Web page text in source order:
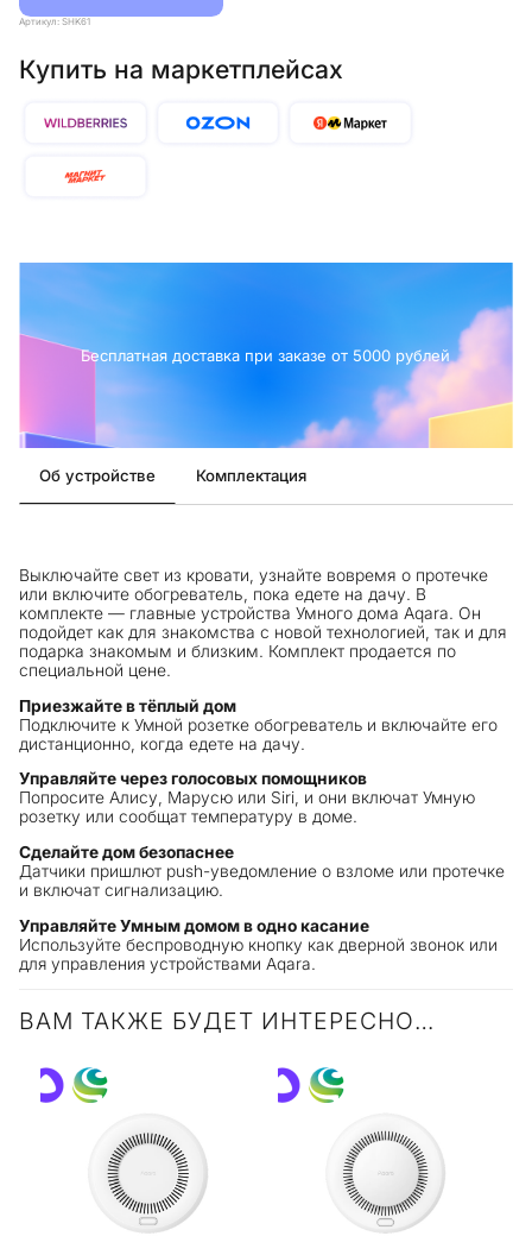
Артикул: SHK61
Купить на маркетплейсах
Бесплатная доставка при заказе от 5000 рублей
Об устройстве Комплектация
Выключайте свет из кровати, узнайте вовремя о протечке
или включите обогреватель, пока едете на дачу. В
комплекте — главные устройства Умного дома Aqara. Он
подойдет как для знакомства с новой технологией, так и для
подарка знакомым и близким. Комплект продается по
специальной цене.
Приезжайте в тёплый дом
Подключите к Умной розетке обогреватель и включайте его
дистанционно, когда едете на дачу.
Управляйте через голосовых помощников
Попросите Алису, Марусю или Siri, и они включат Умную
розетку или сообщат температуру в доме.
Сделайте дом безопаснее
Датчики пришлют push-уведомление о взломе или протечке
и включат сигнализацию.
Управляйте Умным домом в одно касание
Используйте беспроводную кнопку как дверной звонок или
для управления устройствами Aqara.
ВАМ ТАКЖЕ БУДЕТ ИНТЕРЕСНО…